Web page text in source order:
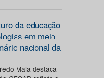
da educação
em meio
nacional da
Maia destaca